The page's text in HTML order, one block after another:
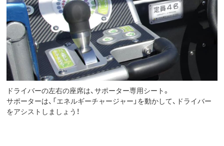
ドライバーの左右の座席は、サポーター専用シート。
サポーターは、「エネルギーチャージャー」を動かして、ドライバー
をアシストしましょう！